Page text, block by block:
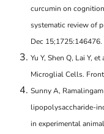
curcumin on
systematic review of
Dec 15;1725:146476.
Yu Y, Shen Q, Lai Y,
Microglial Cells.
Sunny A,
lipopolysaccharide-
in experimental